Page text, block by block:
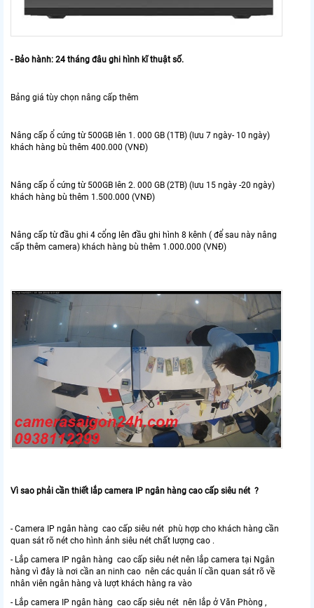
- Bảo hành: 24 tháng đâu ghi hình kĩ thuật số.
Bảng giá tùy chọn nâng cấp thêm
Nâng cấp ổ cứng từ 500GB lên 1. 000 GB (1TB) (lưu 7 ngày- 10 ngày)
khách hàng bù thêm 400.000 (VNĐ)
Nâng cấp ổ cứng từ 500GB lên 2. 000 GB (2TB) (lưu 15 ngày -20 ngày)
khách hàng bù thêm 1.500.000 (VNĐ)
Nâng cấp từ đầu ghi 4 cổng lên đầu ghi hình 8 kênh ( để sau này nâng
cấp thêm camera) khách hàng bù thêm 1.000.000 (VNĐ)
Vì sao phải cần thiết lắp camera IP ngân hàng cao cấp siêu nét ?
- Camera IP ngân hàng cao cấp siêu nét phù hợp cho khách hàng cần
quan sát rõ nét cho hình ảnh siêu nét chất lượng cao .
- Lắp camera IP ngân hàng cao cấp siêu nét nên lắp camera tại Ngân
hàng vì đây là nơi cần an ninh cao nên các quản lí cần quan sát rõ về
nhân viên ngân hàng và lượt khách hàng ra vào
- Lắp camera IP ngân hàng cao cấp siêu nét nên lắp ở Văn Phòng ,